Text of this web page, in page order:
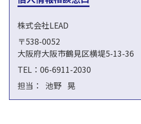
株式会社LEAD
〒538-0052
​​​​​​​大阪府大阪市鶴見区横堤5-13-36
TEL： 06-6911-2030
担当： 池野 晃